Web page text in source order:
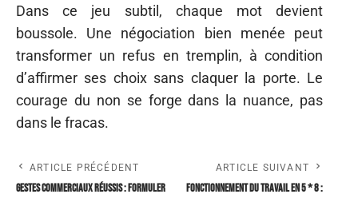
Dans ce jeu subtil, chaque mot devient
boussole. Une négociation bien menée peut
transformer un refus en tremplin, à condition
d’affirmer ses choix sans claquer la porte. Le
courage du non se forge dans la nuance, pas
dans le fracas.
ARTICLE PRÉCÉDENT
Gestes commerciaux réussis : formuler
ARTICLE SUIVANT
Fonctionnement du travail en 5 * 8 :